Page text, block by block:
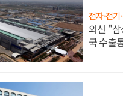
전자·전기
외신 "삼
국 수출